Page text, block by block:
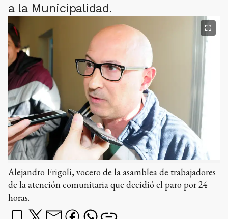
a la Municipalidad.
Alejandro Frigoli, vocero de la asamblea de trabajadores
de la atención comunitaria que decidió el paro por 24
horas.